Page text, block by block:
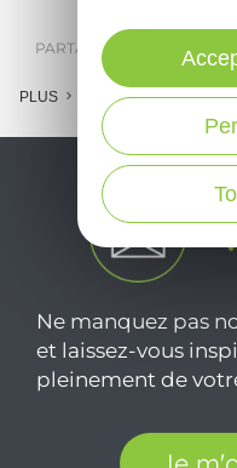
PARTAGER : E-MAIL
PLUS
Ne manquez pas
et laissez-vous
pleinement de